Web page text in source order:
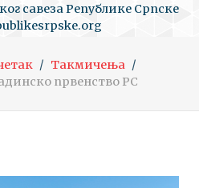
савеза Републике Српске
Такмичења
првенство РС